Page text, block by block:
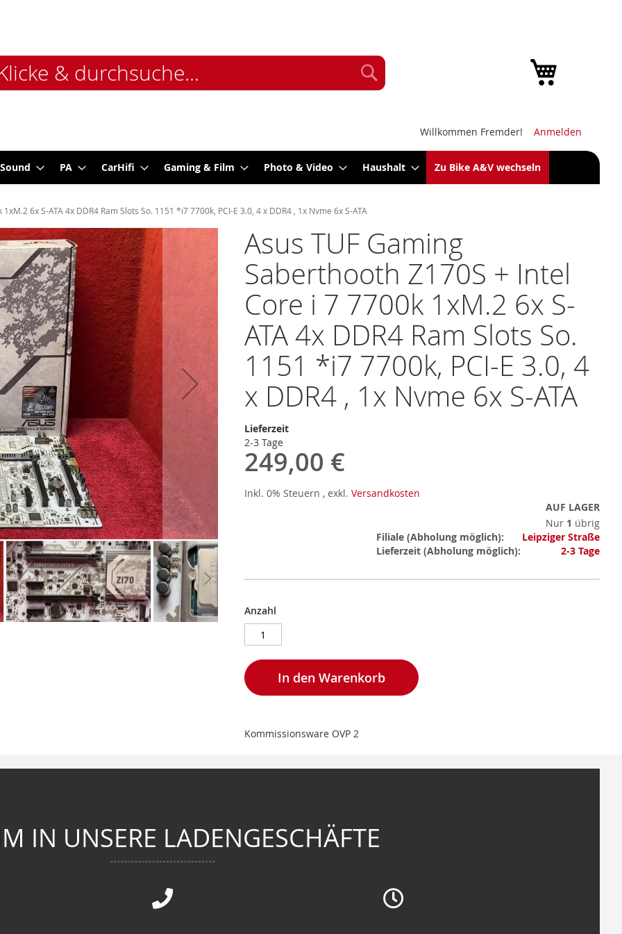
Willkommen Fremder! Anmelden
PA CarHifi Gaming & Film Photo & Video Haushalt Zu Bike A&V wechseln
6x S-ATA 4x DDR4 Ram Slots So. 1151 *i7 7700k, PCI-E 3.0, 4 x DDR4 , 1x Nvme 6x S-ATA
Asus TUF Gaming
Saberthooth Z170S + Intel
Core i 7 7700k 1xM.2 6x S-
ATA 4x DDR4 Ram Slots So.
1151 *i7 7700k, PCI-E 3.0, 4
x DDR4 , 1x Nvme 6x S-ATA
Lieferzeit
2-3 Tage
249,00 €
Inkl. 0% Steuern , exkl. Versandkosten
AUF LAGER
Nur 1 übrig
Mehr
Informationen
Filiale
Leipziger Straße
Lieferzeit
2-3 Tage
Anzahl
In den Warenkorb
Kommissionsware OVP 2
IN UNSERE LADENGESCHÄFTE